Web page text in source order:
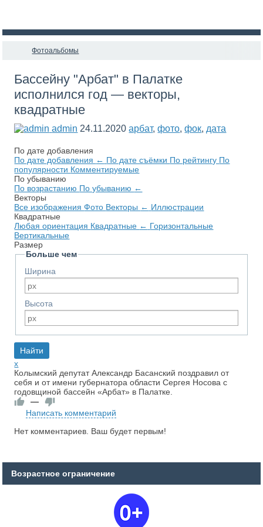
Фотоальбомы
Бассейну "Арбат" в Палатке
исполнился год — векторы,
квадратные
admin 24.11.2020 арбат,фото,фок, дата
По дате добавления
По дате добавления ← По дате съёмки По рейтингу По
популярности Комментируемые
По убыванию
По возрастанию По убыванию ←
Векторы
Все изображенияФото Векторы ← Иллюстрации
Квадратные
Любая ориентация Квадратные ← Горизонтальные
Вертикальные
Размер
Больше чем
Ширина
Высота
x
Колымский депутат Александр Басанский поздравил от
себя и от имени губернатора области Сергея Носова с
годовщиной бассейн «Арбат» в Палатке.
—
Написать комментарий
Нет комментариев. Ваш будет первым!
Возрастное ограничение